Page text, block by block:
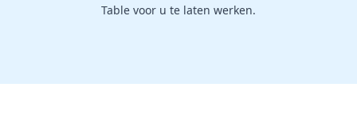
Table voor u te laten werken.